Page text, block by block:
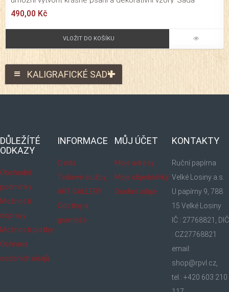
obsahuje držák pera s třemi náhradními hroty a černý
490,00 Kč
VLOŽIT DO KOŠÍKU
KALIGRAFICKÉ SADY
DŮLEŽÍTÉ
ODKAZY
Obchodní
podmínky
Možnosti
dopravy
Možnosti platby
Ochrana
osobních údajů
INFORMACE
O nás
Tiskové služby
ART GALLERY
Odstíny a
gramáže
MŮJ ÚČET
Moje adresy
Moje objednávky
Osobní údaje
KONTAKTY
Ruční papírna
Velké Losiny a.s.
U papírny 9, 788
15 Velké Losiny
IČ : 27768821, DIČ
: CZ27768821
email:
shop@rpvl.cz,
tel.: +420 603 210